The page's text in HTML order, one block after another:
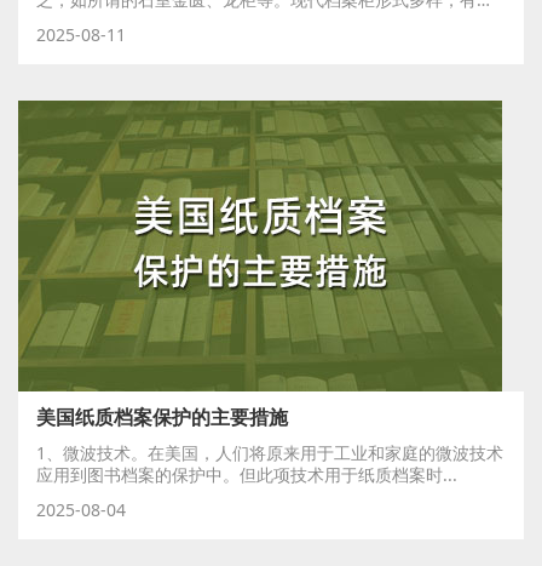
2025-08-11
美国纸质档案保护的主要措施
1、微波技术。在美国，人们将原来用于工业和家庭的微波技术
应用到图书档案的保护中。但此项技术用于纸质档案时...
2025-08-04